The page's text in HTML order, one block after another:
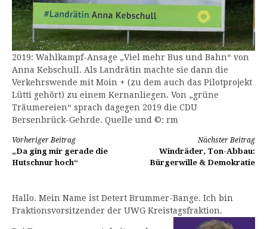
2019: Wahlkampf-Ansage „Viel mehr Bus und Bahn“ von
Anna Kebschull. Als Landrätin machte sie dann die
Verkehrswende mit Moin + (zu dem auch das Pilotprojekt
Lütti gehört) zu einem Kernanliegen. Von „grüne
Träumereien“ sprach dagegen 2019 die CDU
Bersenbrück-Gehrde. Quelle und ©: rm
Weiterlesen
Vorheriger Beitrag
„Da ging mir gerade die
Hutschnur hoch“
Nächster Beitrag
Windräder, Ton-Abbau:
Bürgerwille & Demokratie
Hallo. Mein Name ist Detert Brummer-Bange. Ich bin
Fraktionsvorsitzender der UWG Kreistagsfraktion.